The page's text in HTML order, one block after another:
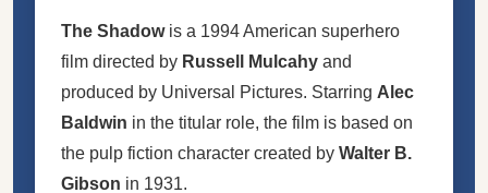
The Shadowis a 1994 American superhero
film directed by Russell Mulcahy and
produced by Universal Pictures. Starring Alec
Baldwin in the titular role, the film is based on
the pulp fiction character created by Walter B.
Gibson in 1931.